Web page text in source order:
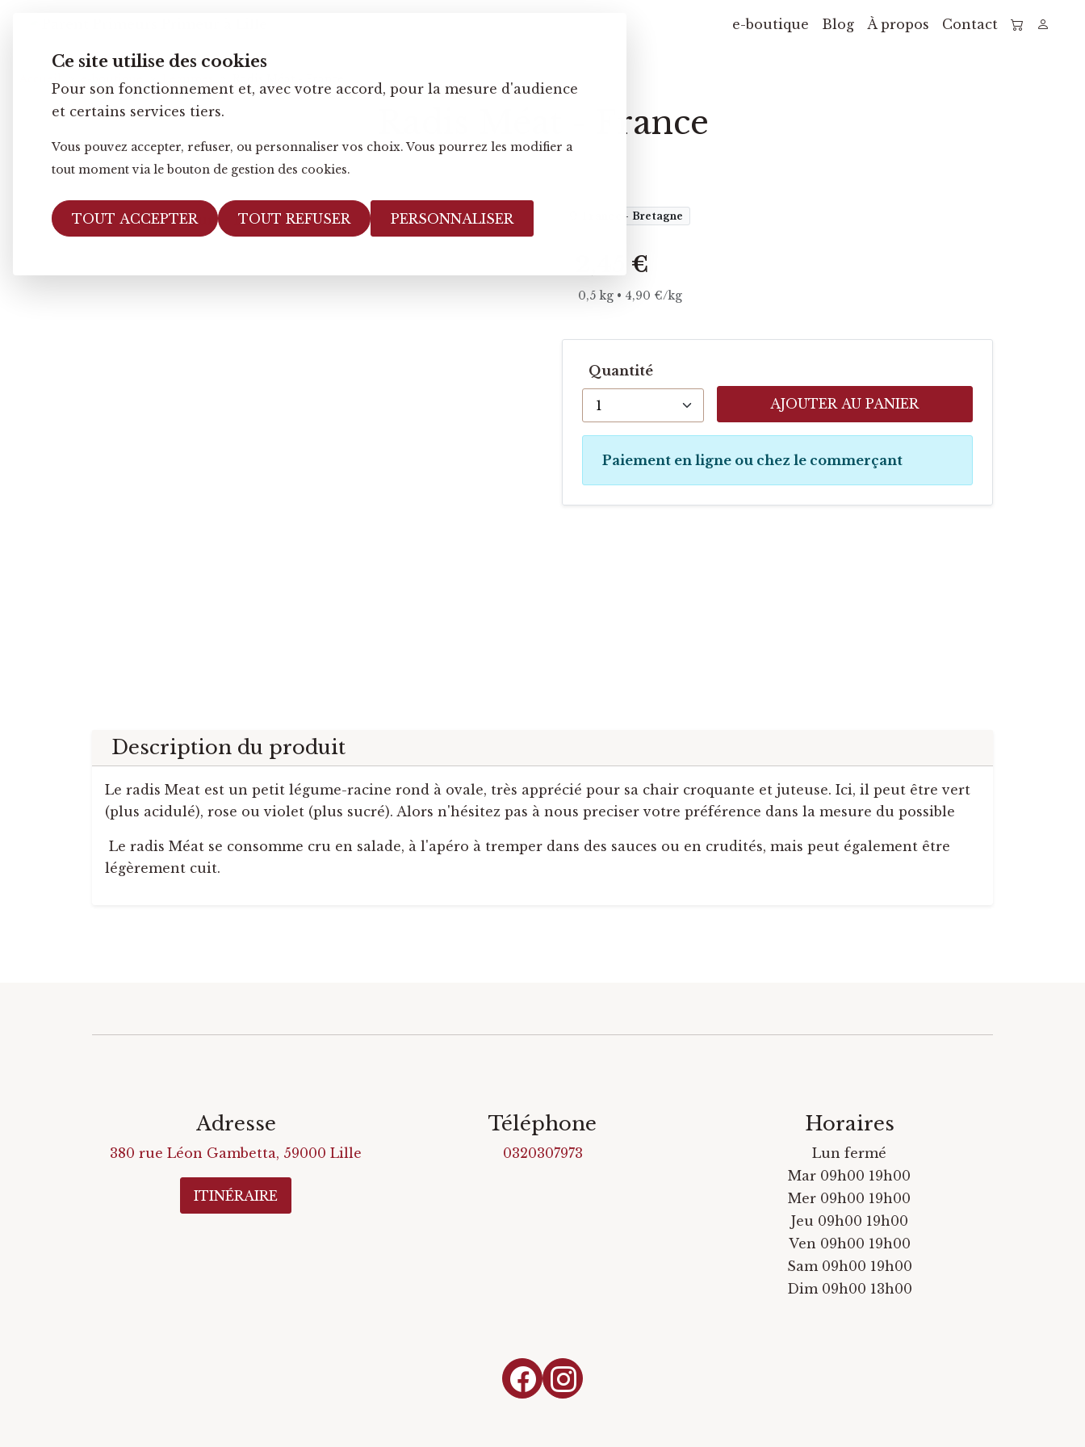
Ce site utilise des cookies
Pour son fonctionnement et, avec votre accord, pour la mesure d'audience
et certains services tiers.
Vous pouvez accepter, refuser, ou personnaliser vos choix. Vous pourrez les modifier a
tout moment via le bouton de gestion des cookies.
TOUT ACCEPTER TOUT REFUSER PERSONNALISER
e-boutique Blog À propos Contact
Radis Méat - France
France - Bretagne
2,45 €
0,5 kg • 4,90 €/kg
Quantité
AJOUTER AU PANIER
Paiement en ligne ou chez le commerçant
Description du produit
Le radis Meat est un petit légume-racine rond à ovale, très apprécié pour sa chair croquante et juteuse. Ici, il peut être vert
(plus acidulé), rose ou violet (plus sucré). Alors n'hésitez pas à nous preciser votre préférence dans la mesure du possible
Le radis Méat se consomme cru en salade, à l'apéro à tremper dans des sauces ou en crudités, mais peut également être
légèrement cuit.
Adresse
380 rue Léon Gambetta, 59000 Lille
ITINÉRAIRE
Téléphone
0320307973
Horaires
Lun fermé
Mar 09h00 19h00
Mer 09h00 19h00
Jeu 09h00 19h00
Ven 09h00 19h00
Sam 09h00 19h00
Dim 09h00 13h00